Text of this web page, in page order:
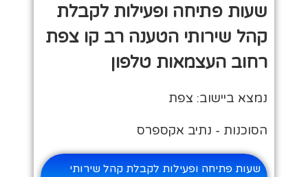
שעות פתיחה ופעילות לקבלת
קהל שירותי הטענה רב קו צפת
רחוב העצמאות טלפון
נמצא ביישוב: צפת
הסוכנות - נתיב אקספרס
שעות פתיחה ופעילות לקבלת קהל שירותי